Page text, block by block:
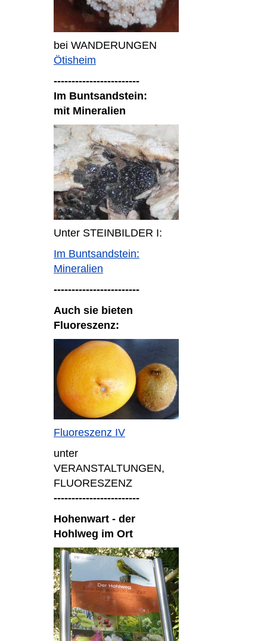
bei WANDERUNGEN
Ötisheim
------------------------
Im Buntsandstein:
mit Mineralien
Unter STEINBILDER I:
Im Buntsandstein:
Mineralien
------------------------
Auch sie bieten
Fluoreszenz:
Fluoreszenz IV
unter
VERANSTALTUNGEN,
FLUORESZENZ
------------------------
Hohenwart - der
Hohlweg im Ort